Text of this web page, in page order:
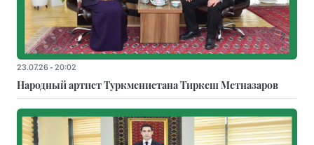
23.07.26 - 20:02
Народный артист Туркменистана Тиркеш Мeтназаров